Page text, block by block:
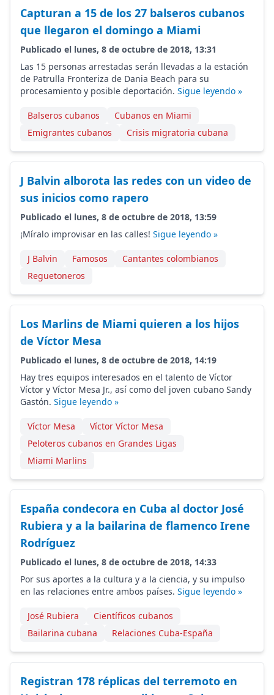
Capturan a 15 de los 27 balseros cubanos
que llegaron el domingo a Miami
Publicado el lunes, 8 de octubre de 2018, 13:31
Las 15 personas arrestadas serán llevadas a la estación
de Patrulla Fronteriza de Dania Beach para su
procesamiento y posible deportación. Sigue leyendo »
Balseros cubanos
Cubanos en Miami
Emigrantes cubanos
Crisis migratoria cubana
J Balvin alborota las redes con un video de
sus inicios como rapero
Publicado el lunes, 8 de octubre de 2018, 13:59
¡Míralo improvisar en las calles! Sigue leyendo »
J Balvin Famosos
Cantantes colombianos
Reguetoneros
Los Marlins de Miami quieren a los hijos
de Víctor Mesa
Publicado el lunes, 8 de octubre de 2018, 14:19
Hay tres equipos interesados en el talento de Víctor
Víctor y Víctor Mesa Jr., así como del joven cubano Sandy
Gastón. Sigue leyendo »
Víctor Mesa
Víctor Víctor Mesa
Peloteros cubanos en Grandes Ligas
Miami Marlins
España condecora en Cuba al doctor José
Rubiera y a la bailarina de flamenco Irene
Rodríguez
Publicado el lunes, 8 de octubre de 2018, 14:33
Por sus aportes a la cultura y a la ciencia, y su impulso
en las relaciones entre ambos países. Sigue leyendo »
José Rubiera
Científicos cubanos
Bailarina cubana
Relaciones Cuba-España
Registran 178 réplicas del terremoto en